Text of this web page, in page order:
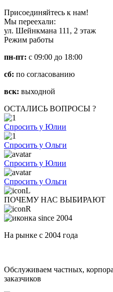
Присоединяйтесь к нам!
Мы переехали:
ул. Шейнкмана 111, 2 этаж
Режим работы
пн-пт: с 09:00 до 18:00
сб: по согласованию
вск: выходной
ОСТАЛИСЬ ВОПРОСЫ ?
Спросить у Юлии
Спросить у Ольги
Спросить у Юлии
Спросить у Ольги
ПОЧЕМУ НАС ВЫБИРАЮТ
На рынке с 2004 года
Обслуживаем частных,
заказчиков